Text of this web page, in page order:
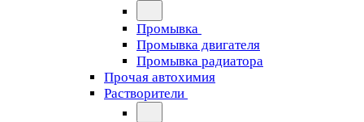
Промывка
Промывка двигателя
Промывка радиатора
Прочая автохимия
Растворители